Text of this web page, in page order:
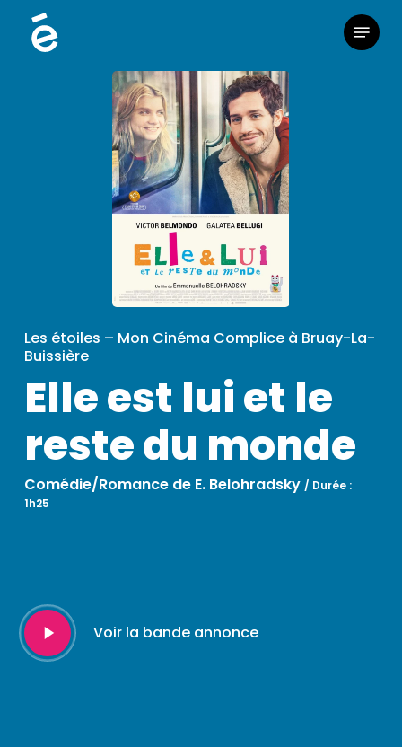
Menu
Les étoiles – Mon Cinéma Complice à Bruay-La-
Buissière
Elle est lui et le
reste du monde
Comédie/Romance de E. Belohradsky / Durée :
1h25
Play
Video
Voir la bande annonce